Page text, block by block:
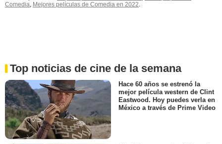
Comedia, Mejores películas de Comedia en 2022.
Top noticias de cine de la semana
Hace 60 años se estrenó la
mejor película western de Clint
Eastwood. Hoy puedes verla en
México a través de Prime Video